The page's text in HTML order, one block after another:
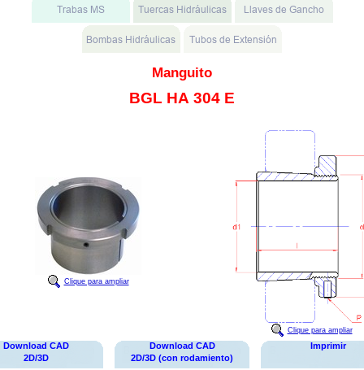
Manguito
BGL HA 304 E
Clique para ampliar
Clique para ampliar
Download CAD
2D/3D
Download CAD
2D/3D (con rodamiento)
Imprimir